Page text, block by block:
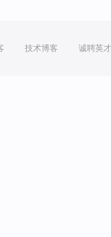
技术博客 诚聘英才